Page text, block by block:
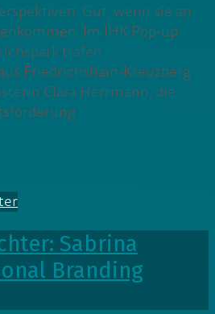
Gut, wenn sie an
Im IHK Pop-up
trafen
Friedrichshain-Kreuzberg
Clara Herrmann, die
Sabrina
Branding